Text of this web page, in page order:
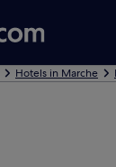
Hotels in Marche